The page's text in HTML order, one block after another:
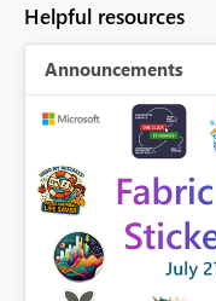
Helpful resources
Announcements